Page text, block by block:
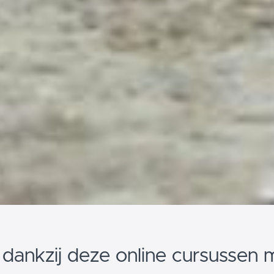
deze online cursussen